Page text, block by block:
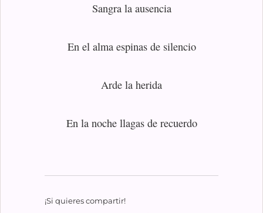
Sangra la ausencia
En el alma espinas de silencio
Arde la herida
En la noche llagas de recuerdo
¡Si quieres compartir!